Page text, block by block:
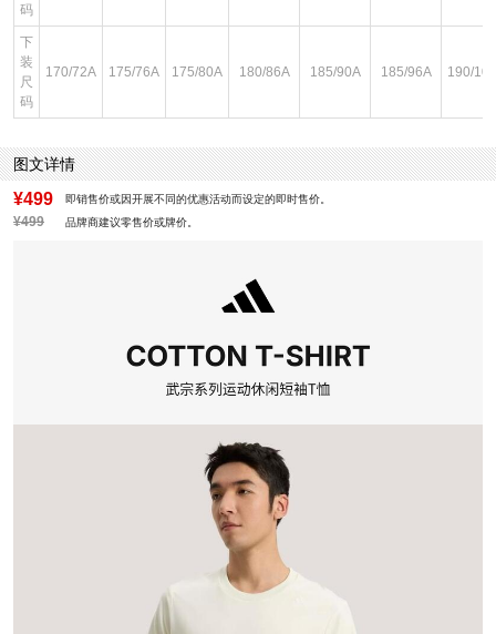
码
下
装
尺
码
170/72A 175/76A 175/80A 180/86A 185/90A 185/96A 190/
图文详情
¥499 即销售价或因开展不同的优惠活动而设定的即时售价。
¥499 品牌商建议零售价或牌价。